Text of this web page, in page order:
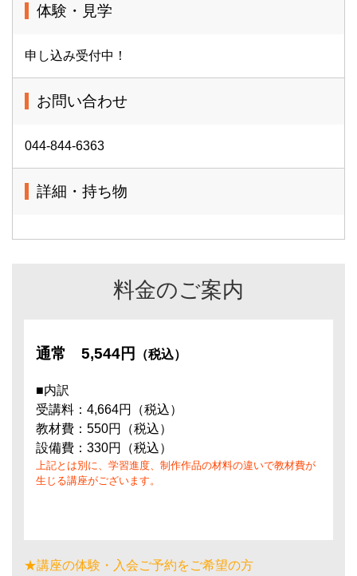
体験・見学
申し込み受付中！
お問い合わせ
044-844-6363
詳細・持ち物
料金のご案内
通常 5,544円 （税込）
■内訳
受講料：4,664円（税込）
教材費：550円（税込）
設備費：330円（税込）
上記とは別に、学習進度、制作作品の材料の違いで教材費が
生じる講座がございます。
★講座の体験・入会ご予約をご希望の方